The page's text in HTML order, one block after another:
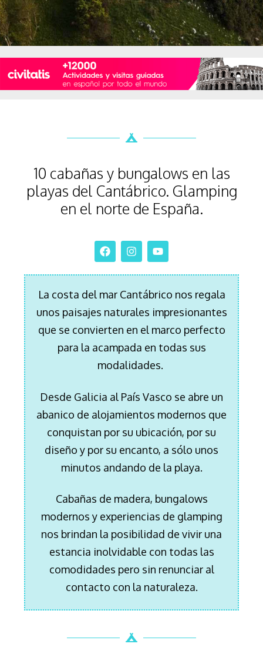
10 cabañas y bungalows en las
playas del Cantábrico. Glamping
en el norte de España.
La costa del mar Cantábrico nos regala
unos paisajes naturales impresionantes
que se convierten en el marco perfecto
para la acampada en todas sus
modalidades.
Desde Galicia al País Vasco se abre un
abanico de alojamientos modernos que
conquistan por su ubicación, por su
diseño y por su encanto, a sólo unos
minutos andando de la playa.
Cabañas de madera, bungalows
modernos y experiencias de glamping
nos brindan la posibilidad de vivir una
estancia inolvidable con todas las
comodidades pero sin renunciar al
contacto con la naturaleza.